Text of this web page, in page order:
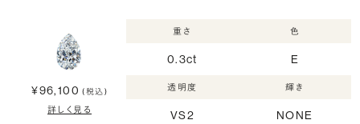
¥96,100 (税込)
詳しく見る
重さ
0.3ct
色
E
透明度
VS2
輝き
NONE